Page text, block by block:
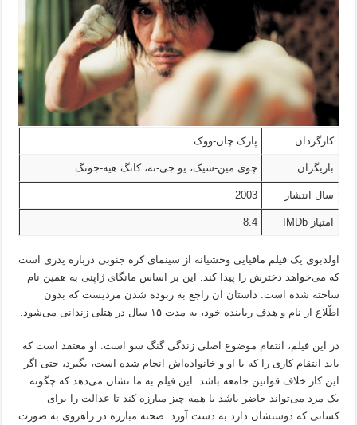
کارگردان پارک چان-ووک
بازیگران چوی مین-شیک، یو جی-ته، کانگ هیه-جونگ
سال انتشار 2003
امتیاز IMDb 8.4
اولدبوی یک فیلم مافیایی وحشیانه از سینمای کره‌ جنوبی درباره پدری است
که می‌خواهد دخترش را پیدا کند. این بر اساس مانگای ژاپنی به همین نام
ساخته شده است. داستان آن راجع به ربوده شدن مردیست که بدون
اطّلاع از نام و هدف رباینده خود، به مدت ۱۵ سال در هتلی زندانی می‌شود.
در این فیلم، انتقام موضوع اصلی زندگی گنگ سو است. او معتقد است که
باید انتقام کاری را که با او و خانواده‌اش انجام شده است، بگیرد، حتی اگر
این کار خلاف قوانین جامعه باشد. این فیلم به ما نشان می‌دهد که چگونه
یک مرد می‌تواند حاضر باشد با همه چیز مبارزه کند تا عدالت را برای
کسانی که دوستشان دارد به دست آورد. صحنه مبارزه در راهروی به صورت